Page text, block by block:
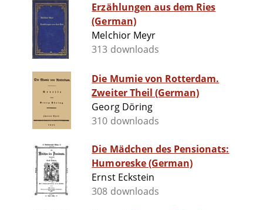
Erzählungen aus dem Ries
(German)
Melchior Meyr
313 downloads
Die Mumie von Rotterdam.
Zweiter Theil (German)
Georg Döring
310 downloads
Die Mädchen des Pensionats:
Humoreske (German)
Ernst Eckstein
308 downloads